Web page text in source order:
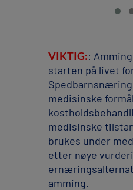
VIKTIG::
starten på livet
medisinske
medisinske
brukes under
etter nøye
amming.